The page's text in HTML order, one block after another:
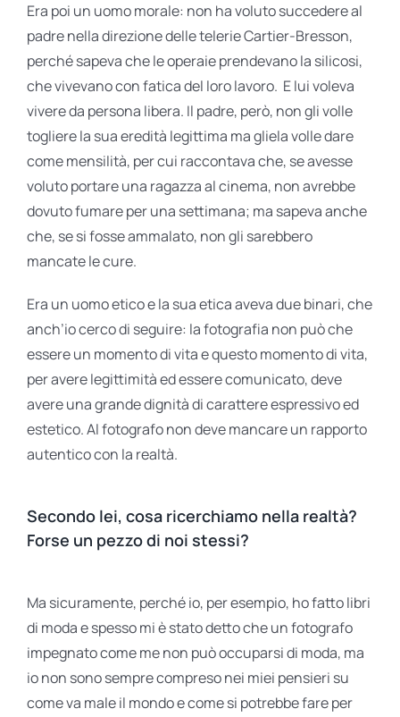
Era poi un uomo morale: non ha voluto succedere al
padre nella direzione delle telerie Cartier-Bresson,
perché sapeva che le operaie prendevano la silicosi,
che vivevano con fatica del loro lavoro. E lui voleva
vivere da persona libera. Il padre, però, non gli volle
togliere la sua eredità legittima ma gliela volle dare
come mensilità, per cui raccontava che, se avesse
voluto portare una ragazza al cinema, non avrebbe
dovuto fumare per una settimana; ma sapeva anche
che, se si fosse ammalato, non gli sarebbero
mancate le cure.
Era un uomo etico e la sua etica aveva due binari, che
anch’io cerco di seguire: la fotografia non può che
essere un momento di vita e questo momento di vita,
per avere legittimità ed essere comunicato, deve
avere una grande dignità di carattere espressivo ed
estetico. Al fotografo non deve mancare un rapporto
autentico con la realtà.
Secondo lei, cosa ricerchiamo nella realtà?
Forse un pezzo di noi stessi?
Ma sicuramente, perché io, per esempio, ho fatto libri
di moda e spesso mi è stato detto che un fotografo
impegnato come me non può occuparsi di moda, ma
io non sono sempre compreso nei miei pensieri su
come va male il mondo e come si potrebbe fare per